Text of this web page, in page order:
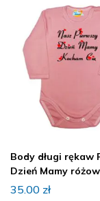
Body długi rękaw
Dzień Mamy
35.00 zł